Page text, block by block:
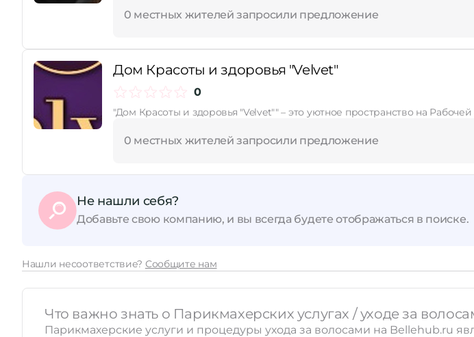
Принимает сертификаты
0 местных жителей запросили предложение
Дом Красоты и здоровья "Velvet"
0
"Дом Красоты и здоровья "Velvet"" – это уютное пространство на
0 местных жителей запросили предложение
Не нашли себя?
Добавьте свою компанию, и вы всегда будете отображаться в поиске.
Нашли несоответствие? Сообщите нам
Что важно знать о Парикмахерских услугах / уходе за
Парикмахерские услуги и процедуры ухода за волосами на Bellehub.ru